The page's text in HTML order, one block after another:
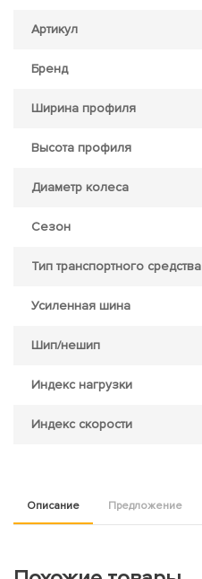
Артикул
Бренд
Ширина профиля
Высота профиля
Диаметр колеса
Сезон
Тип транспортного средства
Усиленная шина
Шип/нешип
Индекс нагрузки
Индекс скорости
Описание Предложение